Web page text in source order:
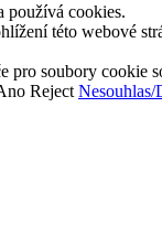
používá cookies.
této webové
pro soubory cookie
Reject